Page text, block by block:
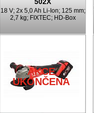
18 V; 2x 5,0 Ah Li-Ion; 125 mm;
2,7 kg; FIXTEC; HD-Box
AKCE
UKONČENA